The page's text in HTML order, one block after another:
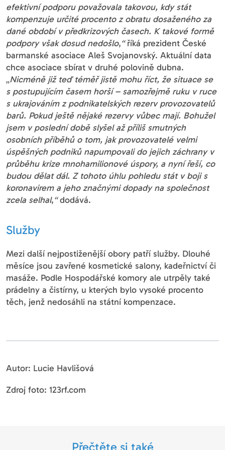
efektivní podporu považovala takovou, kdy stát
kompenzuje určité procento z obratu dosaženého za
dané období v předkrizových časech. K takové formě
podpory však dosud nedošlo,“říká prezident České
barmanské asociace Aleš Svojanovský. Aktuální data
chce asociace sbírat v druhé polovině dubna.
„Nicméně již teď téměř jistě mohu říct, že situace se
s postupujícím časem horší – samozřejmě ruku v ruce
s ukrajováním z podnikatelských rezerv provozovatelů
barů. Pokud ještě nějaké rezervy vůbec mají. Bohužel
jsem v poslední době slyšel až příliš smutných
osobních příběhů o tom, jak provozovatelé velmi
úspěšných podniků napumpovali do jejich záchrany v
průběhu krize mnohamilionové úspory, a nyní řeší, co
budou dělat dál. Z tohoto úhlu pohledu stát v boji s
koronavirem a jeho značnými dopady na společnost
zcela selhal,“dodává.
Služby
Mezi další nejpostiženější obory patří služby. Dlouhé
měsíce jsou zavřené kosmetické salony, kadeřnictví či
masáže. Podle Hospodářské komory ale utrpěly také
prádelny a čistírny, u kterých bylo vysoké procento
těch, jenž nedosáhli na státní kompenzace.
Autor: Lucie Havlišová
Zdroj foto: 123rf.com
Přečtěte si také